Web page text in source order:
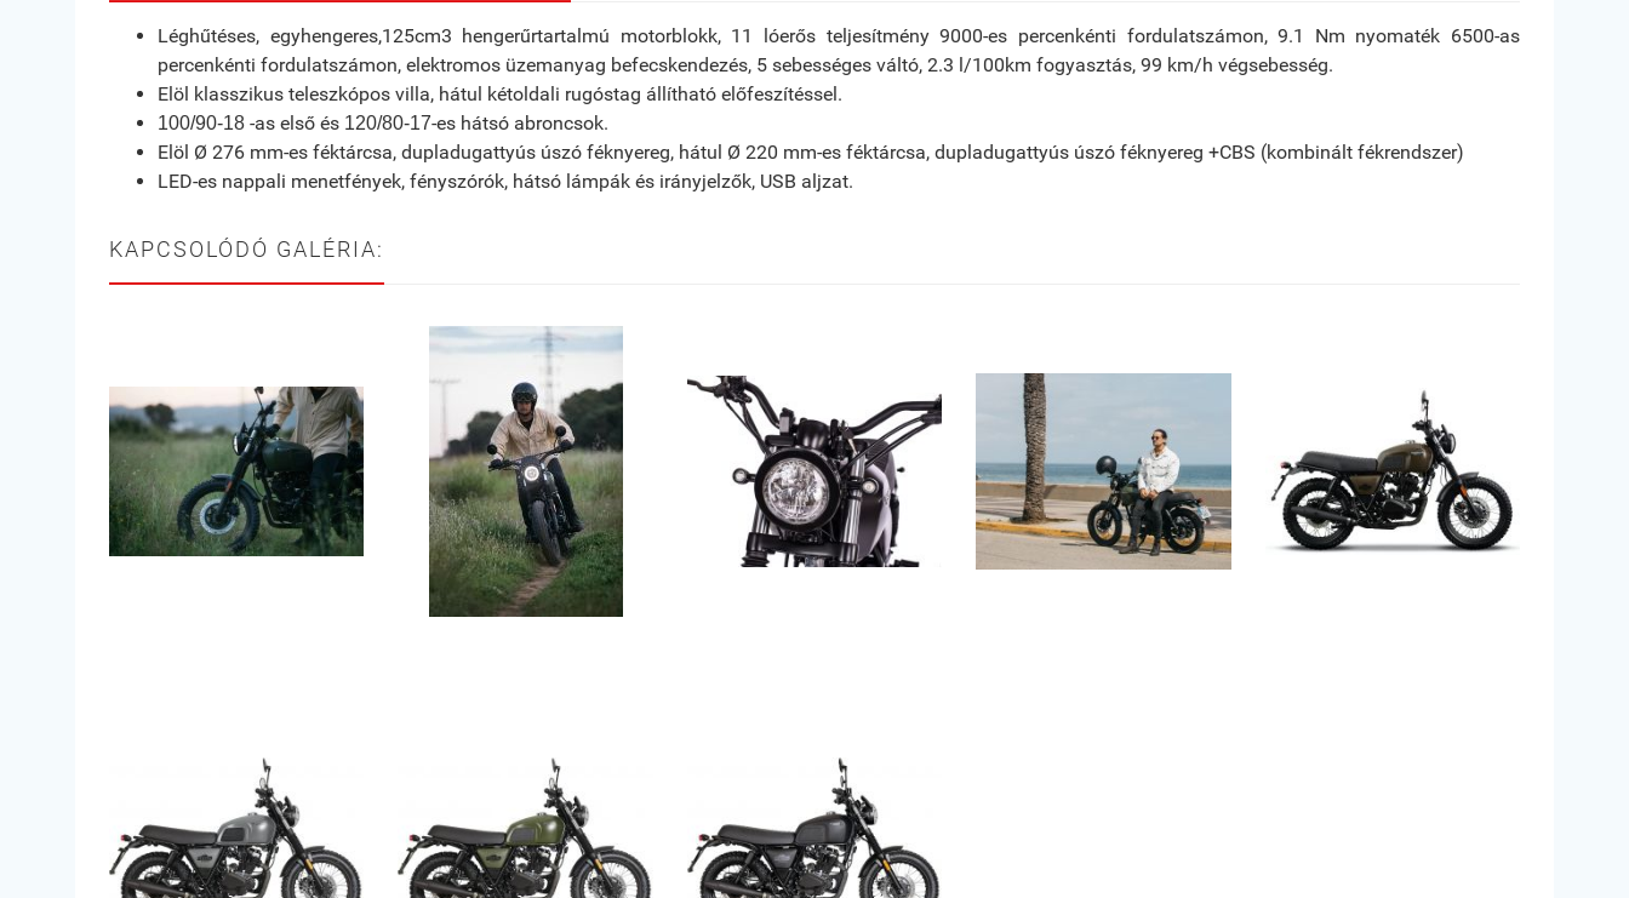
Léghűtéses, egyhengeres,125cm3 hengerűrtartalmú motorblokk, 11 lóerős teljesítmény 9000-es percenkénti fordulatszámon, 9.1 Nm nyomaték 6500-as
percenkénti fordulatszámon, elektromos üzemanyag befecskendezés, 5 sebességes váltó, 2.3 l/100km fogyasztás, 99 km/h végsebesség.
Elöl klasszikus teleszkópos villa, hátul kétoldali rugóstag állítható előfeszítéssel.
100/90-18 -as első és 120/80-17-es hátsó abroncsok.
Elöl Ø 276 mm-es féktárcsa, dupladugattyús úszó féknyereg, hátul Ø 220 mm-es féktárcsa, dupladugattyús úszó féknyereg +CBS (kombinált fékrendszer)
LED-es nappali menetfények, fényszórók, hátsó lámpák és irányjelzők, USB aljzat.
KAPCSOLÓDÓ GALÉRIA: